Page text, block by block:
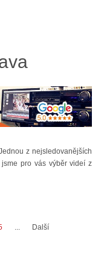
z nejsledovanějších
pro vás výběr videí z
...
Další